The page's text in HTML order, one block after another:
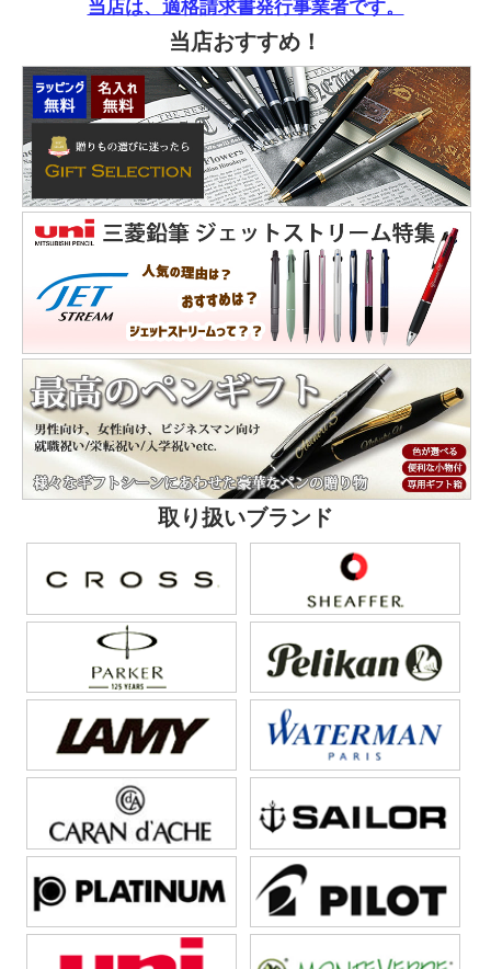
当店は、適格請求書発行事業者です。
当店おすすめ！
取り扱いブランド